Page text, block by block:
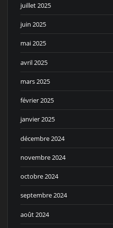
juillet 2025
juin 2025
mai 2025
avril 2025
mars 2025
février 2025
janvier 2025
décembre 2024
novembre 2024
octobre 2024
septembre 2024
août 2024